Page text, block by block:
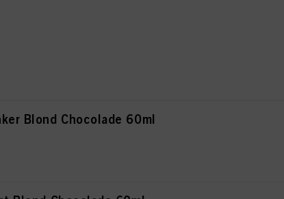
Blond Chocolade 60ml